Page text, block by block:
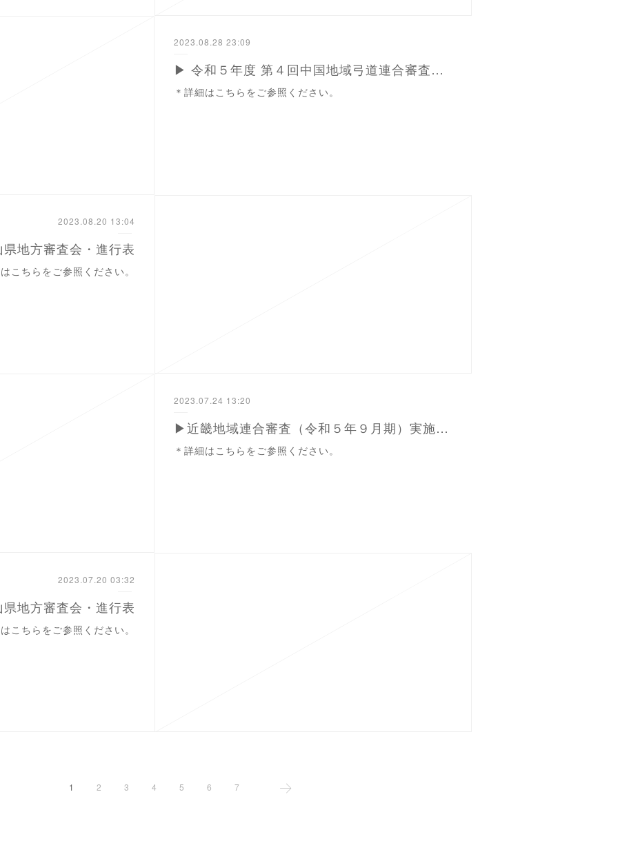
2023.08.28 23:09
▶ 令和５年度 第４回中国地域弓道連合審査実施について
＊詳細はこちらをご参照ください。
2023.08.20 13:04
地方審査会・進行表
こちらをご参照ください。
2023.07.24 13:20
▶近畿地域連合審査（令和５年９月期）実施要綱
＊詳細はこちらをご参照ください。
2023.07.20 03:32
地方審査会・進行表
こちらをご参照ください。
1 2 3 4 5 6 7